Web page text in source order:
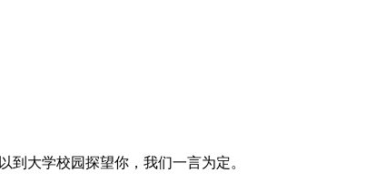
大学校园探望你，我们一言为定。